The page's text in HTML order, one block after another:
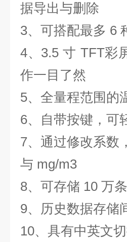
据导出与删除
3、可搭配最多 6
4、3.5 寸 TFT彩
作一目了然
5、全量程范围的
6、自带按键，可
7、通过修改系数
与 mg/m3
8、可存储 10 万
9、历史数据存储
10、具有中英文